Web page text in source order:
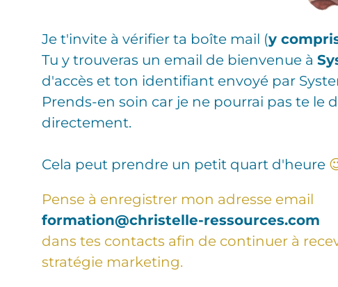
Je t'invite à vérifier ta boîte mail (y
Tu y trouveras un email de bienvenue à
d'accès et ton identifiant envoyé par
Prends-en soin car je ne pourrai pas te le
directement.
Cela peut prendre un petit quart d'heure
Pense à enregistrer mon adresse email
formation@christelle-ressources.com
dans tes contacts afin de continuer à
stratégie marketing.